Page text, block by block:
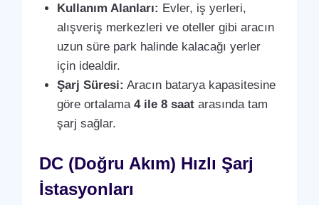
Kullanım Alanları: Evler, iş yerleri,
alışveriş merkezleri ve oteller gibi aracın
uzun süre park halinde kalacağı yerler
için idealdir.
Şarj Süresi: Aracın batarya kapasitesine
göre ortalama4 ile 8 saat arasında tam
şarj sağlar.
DC (Doğru Akım) Hızlı Şarj
İstasyonları